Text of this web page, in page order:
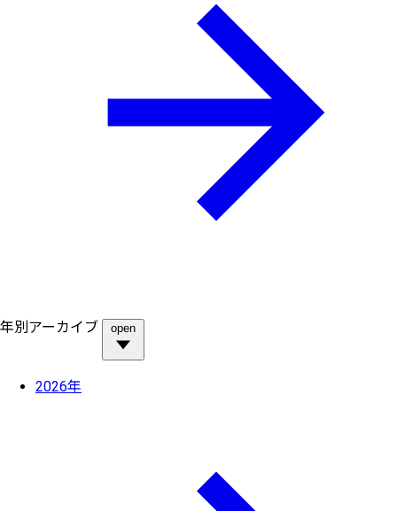
年別アーカイブ open
2026年